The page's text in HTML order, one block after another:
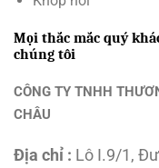
Mọi thắc mắc quý
chúng tôi
CÔNG TY TNHH
CHÂU
Địa chỉ : Lô I.9/1,